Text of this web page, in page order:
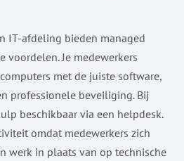
IT-afdeling bieden managed
Je medewerkers
met de juiste software,
professionele beveiliging. Bij
beschikbaar via een helpdesk.
omdat medewerkers zich
werk in plaats van op technische